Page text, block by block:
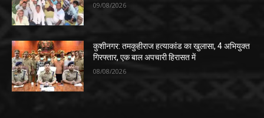
09/08/2026
कुशीनगर: तमकुहीराज हत्याकांड का खुलासा, 4 अभियुक्त
गिरफ्तार, एक बाल अपचारी हिरासत में
08/08/2026